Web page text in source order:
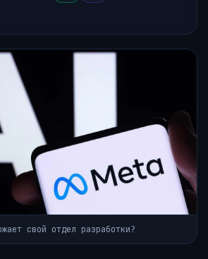
свой отдел разработки?